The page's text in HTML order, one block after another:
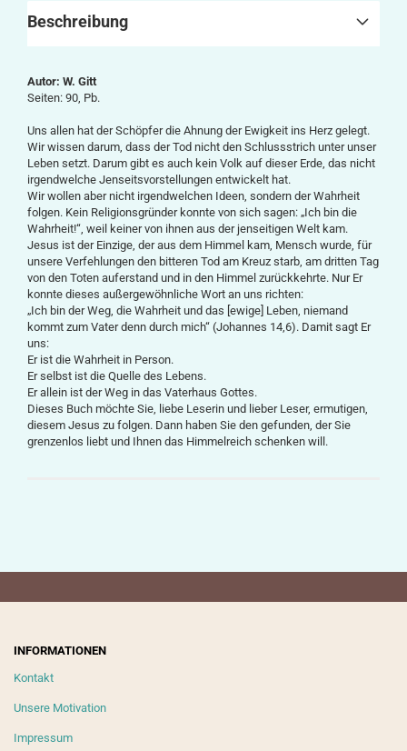
Beschreibung
Autor: W. Gitt
Seiten: 90, Pb.
Uns allen hat der Schöpfer die Ahnung der Ewigkeit ins Herz gelegt.
Wir wissen darum, dass der Tod nicht den Schlussstrich unter unser
Leben setzt. Darum gibt es auch kein Volk auf dieser Erde, das nicht
irgendwelche Jenseitsvorstellungen entwickelt hat.
Wir wollen aber nicht irgendwelchen Ideen, sondern der Wahrheit
folgen. Kein Religionsgründer konnte von sich sagen: „Ich bin die
Wahrheit!“, weil keiner von ihnen aus der jenseitigen Welt kam.
Jesus ist der Einzige, der aus dem Himmel kam, Mensch wurde, für
unsere Verfehlungen den bitteren Tod am Kreuz starb, am dritten Tag
von den Toten auferstand und in den Himmel zurückkehrte. Nur Er
konnte dieses außergewöhnliche Wort an uns richten:
„Ich bin der Weg, die Wahrheit und das [ewige] Leben, niemand
kommt zum Vater denn durch mich“ (Johannes 14,6). Damit sagt Er
uns:
Er ist die Wahrheit in Person.
Er selbst ist die Quelle des Lebens.
Er allein ist der Weg in das Vaterhaus Gottes.
Dieses Buch möchte Sie, liebe Leserin und lieber Leser, ermutigen,
diesem Jesus zu folgen. Dann haben Sie den gefunden, der Sie
grenzenlos liebt und Ihnen das Himmelreich schenken will.
INFORMATIONEN
Kontakt
Unsere Motivation
Impressum